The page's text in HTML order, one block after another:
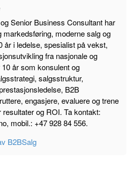
Senior Business Consultant har
markedsføring, moderne salg og
år i ledelse, spesialist på vekst,
fra nasjonale og
år som konsulent og
salgsstruktur,
B2B
engasjere, evaluere og trene
og ROI. Ta kontakt:
mobil.: +47 928 84 556.
B2BSalg